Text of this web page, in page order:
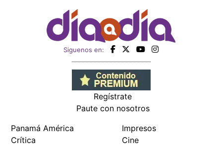
Siguenos en:
Regístrate
Paute con nosotros
Panamá América
Crítica
Impresos
Cine